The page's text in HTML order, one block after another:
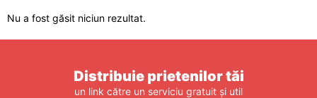
Nu a fost găsit niciun rezultat.
Distribuie prietenilor tăi
un link către un serviciu gratuit și util